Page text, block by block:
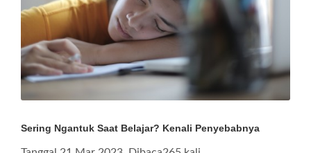
Sering Ngantuk Saat Belajar? Kenali Penyebabnya